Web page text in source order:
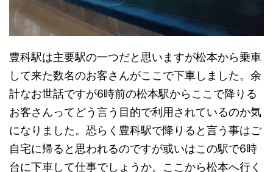
豊科駅は主要駅の一つだと思いますが松本から乗車
して来た数名のお客さんがここで下車しました。余
計なお世話ですが6時前の松本駅からここで降りる
お客さんってどう言う目的で利用されているのか気
になりました。恐らく豊科駅で降りると言う事はご
自宅に帰ると思われるのですが或いはこの駅で6時
台に下車して仕事でしょうか。ここから松本へ行く